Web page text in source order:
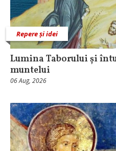
Repere și idei
Lumina Taborului și
muntelui
06 Aug, 2026